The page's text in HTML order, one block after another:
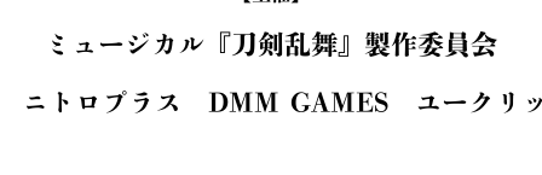
ミュージカル『刀剣乱舞』製作委員会
ニトロプラス DMM GAMES ユークリ